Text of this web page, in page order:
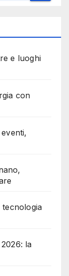
e luoghi
con
tecnologia
la